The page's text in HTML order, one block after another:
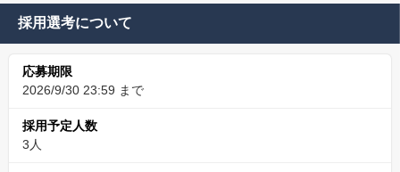
採用選考について
応募期限
2026/9/30 23:59 まで
採用予定人数
3人